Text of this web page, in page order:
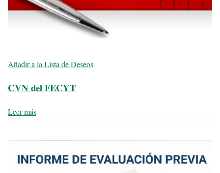
Añadir a la Lista de Deseos
CVN del FECYT
Leer más